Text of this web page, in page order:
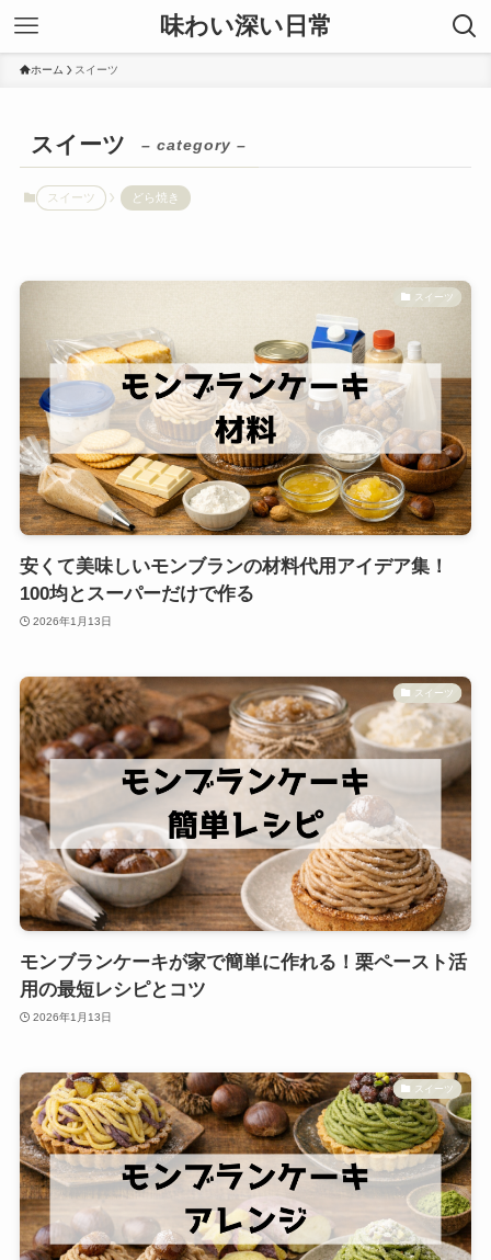
味わい深い日常
ホーム スイーツ
スイーツ – category –
スイーツ どら焼き
スイーツ
安くて美味しいモンブランの材料代用アイデア集！
100均とスーパーだけで作る
2026年1月13日
スイーツ
モンブランケーキが家で簡単に作れる！栗ペースト活
用の最短レシピとコツ
2026年1月13日
スイーツ